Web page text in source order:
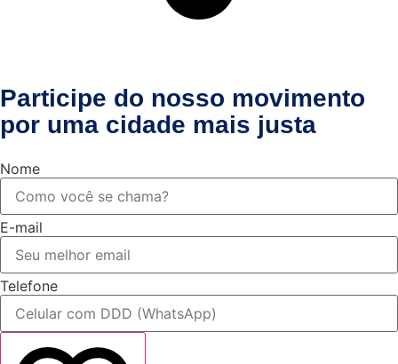
Participe do nosso movimento
por uma cidade mais justa
Nome
E-mail
Telefone